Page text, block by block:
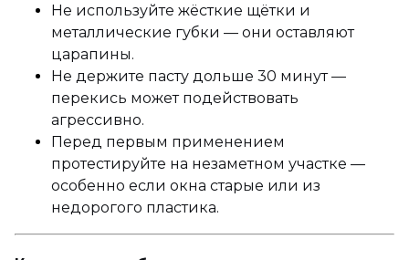
Не используйте жёсткие щётки и
металлические губки — они оставляют
царапины.
Не держите пасту дольше 30 минут —
перекись может подействовать
агрессивно.
Перед первым применением
протестируйте на незаметном участке —
особенно если окна старые или из
недорогого пластика.